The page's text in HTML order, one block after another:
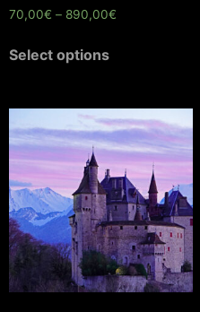
70,00€ – 890,00€
Select options